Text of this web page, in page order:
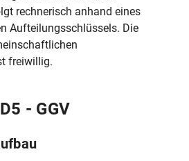
rechnerisch anhand eines
Aufteilungsschlüssels. Die
freiwillig.
- GGV